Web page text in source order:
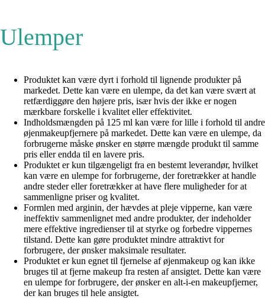
Ulemper
Produktet kan være dyrt i forhold til lignende produkter på
markedet. Dette kan være en ulempe, da det kan være svært at
retfærdiggøre den højere pris, især hvis der ikke er nogen
mærkbare forskelle i kvalitet eller effektivitet.
Indholdsmængden på 125 ml kan være for lille i forhold til andre
øjenmakeupfjernere på markedet. Dette kan være en ulempe, da
forbrugerne måske ønsker en større mængde produkt til samme
pris eller endda til en lavere pris.
Produktet er kun tilgængeligt fra en bestemt leverandør, hvilket
kan være en ulempe for forbrugerne, der foretrækker at handle
andre steder eller foretrækker at have flere muligheder for at
sammenligne priser og kvalitet.
Formlen med arginin, der hævdes at pleje vipperne, kan være
ineffektiv sammenlignet med andre produkter, der indeholder
mere effektive ingredienser til at styrke og forbedre vippernes
tilstand. Dette kan gøre produktet mindre attraktivt for
forbrugere, der ønsker maksimale resultater.
Produktet er kun egnet til fjernelse af øjenmakeup og kan ikke
bruges til at fjerne makeup fra resten af ansigtet. Dette kan være
en ulempe for forbrugere, der ønsker en alt-i-en makeupfjerner,
der kan bruges til hele ansigtet.